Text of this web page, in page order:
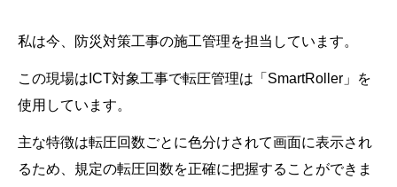
私は今、防災対策工事の施工管理を担当しています。
この現場はICT対象工事で転圧管理は「SmartRoller」を
使用しています。
主な特徴は転圧回数ごとに色分けされて画面に表示され
るため、規定の転圧回数を正確に把握することができま